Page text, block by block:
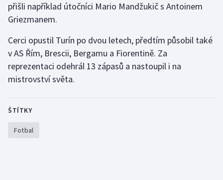
přišli například útočníci Mario Mandžukič s Antoinem
Griezmanem.
Cerci opustil Turín po dvou letech, předtím působil také
v AS Řím, Brescii, Bergamu a Fiorentině. Za
reprezentaci odehrál 13 zápasů a nastoupil i na
mistrovství světa.
ŠTÍTKY
Fotbal